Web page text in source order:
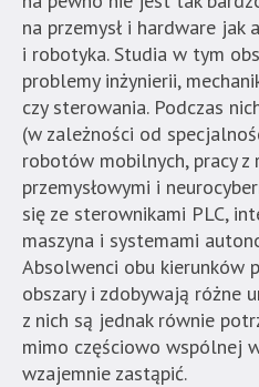
klawiaturowe,
zatem
nawigacja
obsługiwana
jest
standardowy
sposób.
na przemysł i hardware jak
i robotyka. Studia w tym
problemy inżynierii,
czy sterowania. Podczas
(w zależności od
robotów mobilnych, pracy z
przemysłowymi i
się ze sterownikami PLC,
maszyna i systemami
Absolwenci obu kierunków
obszary i zdobywają różne
z nich są jednak równie
mimo częściowo wspólnej
wzajemnie zastąpić.